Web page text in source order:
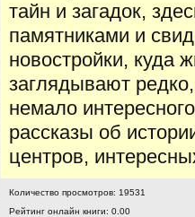
тайн и загадок,
памятниками и
новостройки, куда
заглядывают
немало
рассказы об
центров,
Количество просмотров: 19531
Рейтинг онлайн книги: 0.00